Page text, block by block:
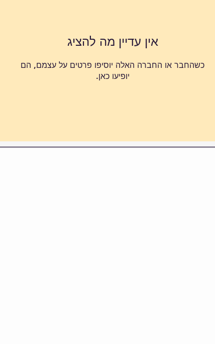
אין עדיין מה להציג
כשהחבר או החברה האלה יוסיפו פרטים על עצמם, הם
יופיעו כאן.